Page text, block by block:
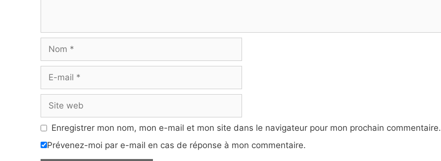
mail
web
Enregistrer mon nom, mon e-mail et mon site dans le navigateur pour mon prochain commentaire.
Prévenez-moi par e-mail en cas de réponse à mon commentaire.